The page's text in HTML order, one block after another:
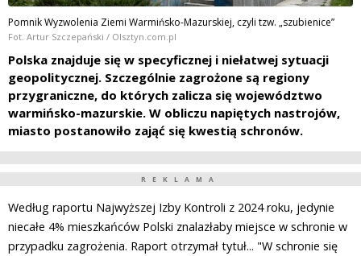
Pomnik Wyzwolenia Ziemi Warmińsko-Mazurskiej, czyli tzw. „szubienice”
Fot. Artur Szczepański / Olsztyn.com.pl
Polska znajduje się w specyficznej i niełatwej sytuacji
geopolitycznej. Szczególnie zagrożone są regiony
przygraniczne, do których zalicza się województwo
warmińsko-mazurskie. W obliczu napiętych nastrojów,
miasto postanowiło zająć się kwestią schronów.
REKLAMA
Według raportu Najwyższej Izby Kontroli z 2024 roku, jedynie
niecałe 4% mieszkańców Polski znalazłaby miejsce w schronie w
przypadku zagrożenia. Raport otrzymał tytuł... "W schronie się